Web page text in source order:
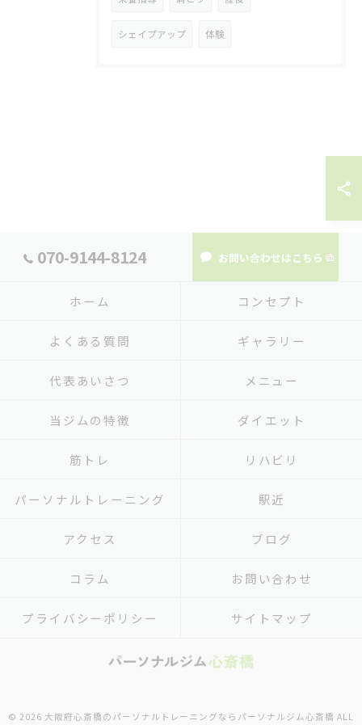
シェイプアップ 体験
070-9144-8124 お問い合わせはこちら
ホーム コンセプト
よくある質問 ギャラリー
代表あいさつ メニュー
当ジムの特徴 ダイエット
筋トレ リハビリ
パーソナルトレーニング 駅近
アクセス ブログ
コラム お問い合わせ
プライバシーポリシー サイトマップ
© 2026 大阪府心斎橋のパーソナルトレーニングならパーソナルジム心斎橋 ALL